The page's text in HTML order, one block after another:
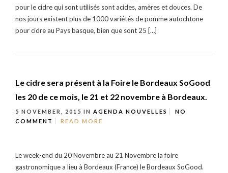
pour le cidre qui sont utilisés sont acides, amères et douces. De
nos jours existent plus de 1000 variétés de pomme autochtone
pour cidre au Pays basque, bien que sont 25 […]
Le cidre sera présent à la Foire le Bordeaux SoGood
les 20 de ce mois, le 21 et 22 novembre à Bordeaux.
5 NOVEMBER, 2015 IN AGENDA NOUVELLES
NO
COMMENT
READ MORE
Le week-end du 20 Novembre au 21 Novembre la foire
gastronomique a lieu à Bordeaux (France) le Bordeaux SoGood.